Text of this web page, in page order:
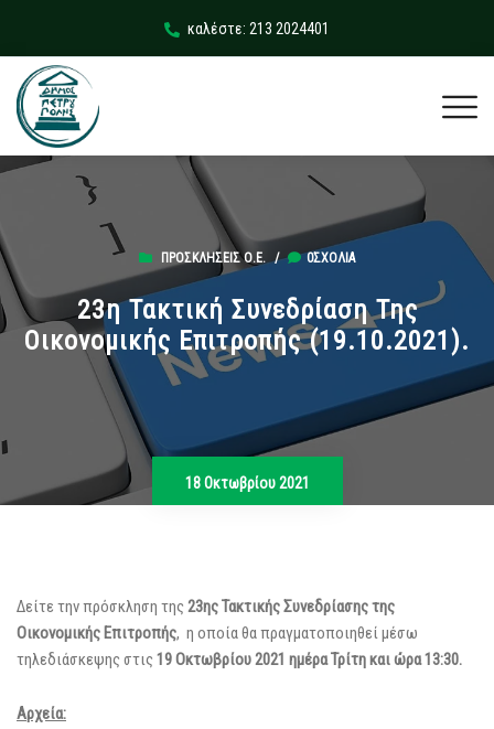
καλέστε: 213 2024401
ΠΡΟΣΚΛΉΣΕΙΣ Ο.Ε. / 0ΣΧΌΛΙΑ
23η Τακτική Συνεδρίαση Της
Οικονομικής Επιτροπής (19.10.2021).
18 Οκτωβρίου 2021
Δείτε την πρόσκληση της 23ης Τακτικής Συνεδρίασης της
Οικονομικής Επιτροπής, η οποία θα πραγματοποιηθεί μέσω
τηλεδιάσκεψης στις 19 Οκτωβρίου 2021 ημέρα Τρίτη και ώρα 13:30.
Αρχεία: